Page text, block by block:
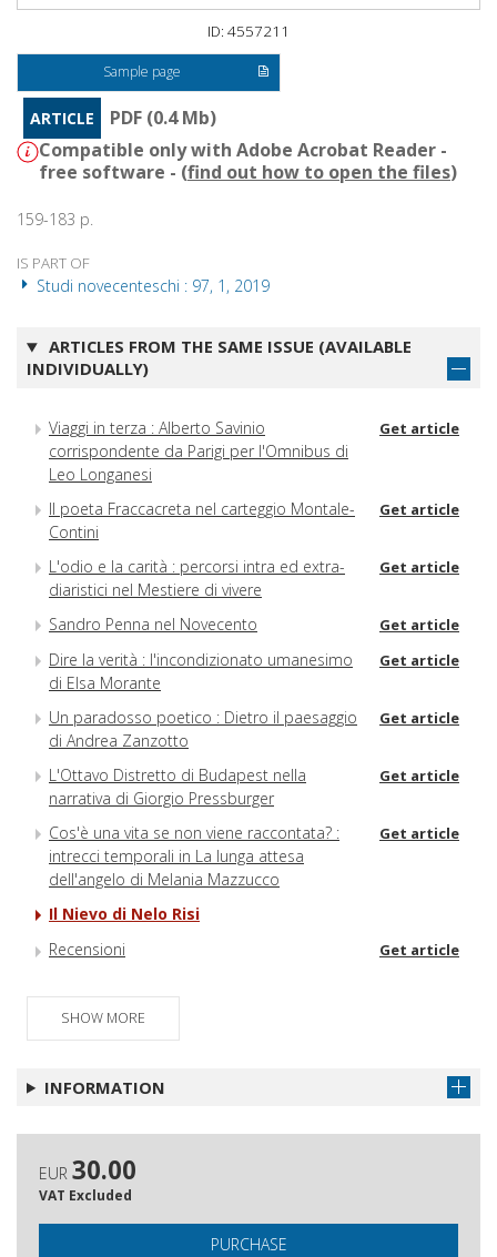
ID: 4557211
Sample page
ARTICLE
PDF (0.4 Mb)
Compatible only with Adobe Acrobat Reader -
free software - (find out how to open the files)
159-183 p.
IS PART OF
Studi novecenteschi : 97, 1, 2019
ARTICLES FROM THE SAME ISSUE (AVAILABLE
INDIVIDUALLY)
Viaggi in terza : Alberto Savinio
corrispondente da Parigi per l'Omnibus di
Leo Longanesi
Get article
Il poeta Fraccacreta nel carteggio Montale-
Contini
Get article
L'odio e la carità : percorsi intra ed extra-
diaristici nel Mestiere di vivere
Get article
Sandro Penna nel Novecento Get article
Dire la verità : l'incondizionato umanesimo
di Elsa Morante
Get article
Un paradosso poetico : Dietro il paesaggio
di Andrea Zanzotto
Get article
L'Ottavo Distretto di Budapest nella
narrativa di Giorgio Pressburger
Get article
Cos'è una vita se non viene raccontata? :
intrecci temporali in La lunga attesa
dell'angelo di Melania Mazzucco
Get article
Il Nievo di Nelo Risi
Recensioni
Get article
SHOW MORE
INFORMATION
EUR 30.00
VAT Excluded
PURCHASE